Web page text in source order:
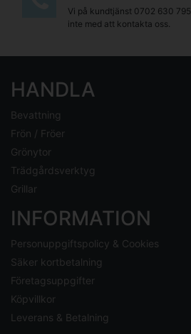
Vi på kundtjänst 0702 630 795
inte med att kontakta oss.
HANDLA
Bevattning
Frön / Fröer
Grönytor
Trädgårdsverktyg
Grillar
INFORMATION
Personuppgiftspolicy & Cookies
Säker kortbetalning
Företagsuppgifter
Köpvillkor
Leverans & Betalning